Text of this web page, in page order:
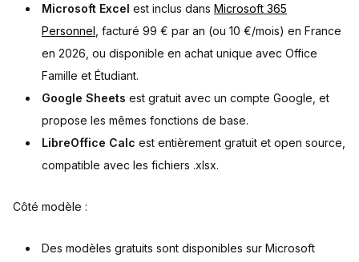
Microsoft Excel est inclus dans Microsoft 365
Personnel , facturé 99 € par an (ou 10 €/mois) en France
en 2026, ou disponible en achat unique avec Office
Famille et Étudiant.
Google Sheets est gratuit avec un compte Google, et
propose les mêmes fonctions de base.
LibreOffice Calc est entièrement gratuit et open source,
compatible avec les fichiers .xlsx.
Côté modèle :
Des modèles gratuits sont disponibles sur Microsoft